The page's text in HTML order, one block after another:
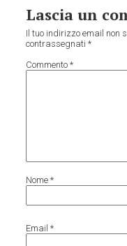
Lascia un
Il tuo indirizzo email non
contrassegnati*
Commento*
Nome*
Email*